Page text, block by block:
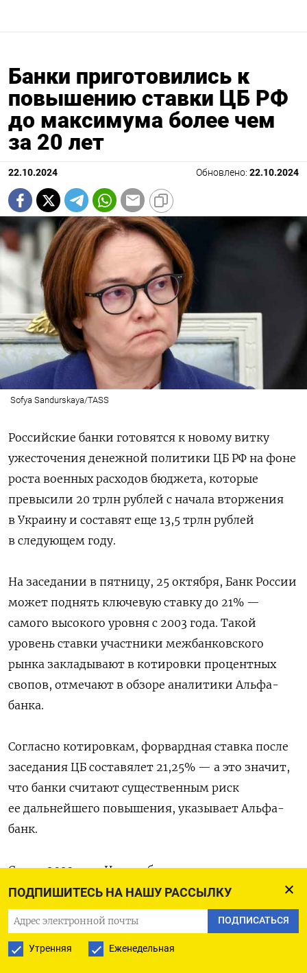
ПОДПИШИТЕСЬ НА НАШУ РАССЫЛКУ
ПОДПИСАТЬСЯ
Утренняя Еженедельная
Банки приготовились к
повышению ставки ЦБ РФ
до максимума более чем
за 20 лет
22.10.2024 Обновлено: 22.10.2024
Sofya Sandurskaya/TASS
Российские банки готовятся к новому витку
ужесточения денежной политики ЦБ РФ на фоне
роста военных расходов бюджета, которые
превысили 20 трлн рублей с начала вторжения
в Украину и составят еще 13,5 трлн рублей
в следующем году.
На заседании в пятницу, 25 октября, Банк России
может поднять ключевую ставку до 21% —
самого высокого уровня с 2003 года. Такой
уровень ставки участники межбанковского
рынка закладывают в котировки процентных
свопов, отмечают в обзоре аналитики Альфа-
банка.
Согласно котировкам, форвардная ставка после
заседания ЦБ составялет 21,25% — а это значит,
что банки считают существенным риск
ее дальнейшего повышения, указывает Альфа-
банк.
С лета 2023 года Центробанк уже семь раз
поднимал ставку и довел ее до 19% годовых —
самого высокого уровня с первых недель
вторжения в Украину. На октябрьском заседании
будет сделан еще один шаг вверх, единодушны